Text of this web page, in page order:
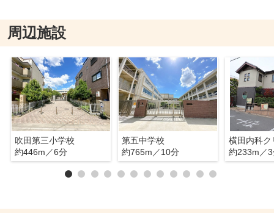
周辺施設
吹田第三小学校
約446m／6分
第五中学校
約765m／10分
横田内科ク
約233m／